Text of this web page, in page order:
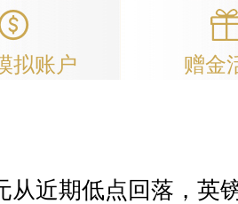
拟账户 赠金
从近期低点回落，英